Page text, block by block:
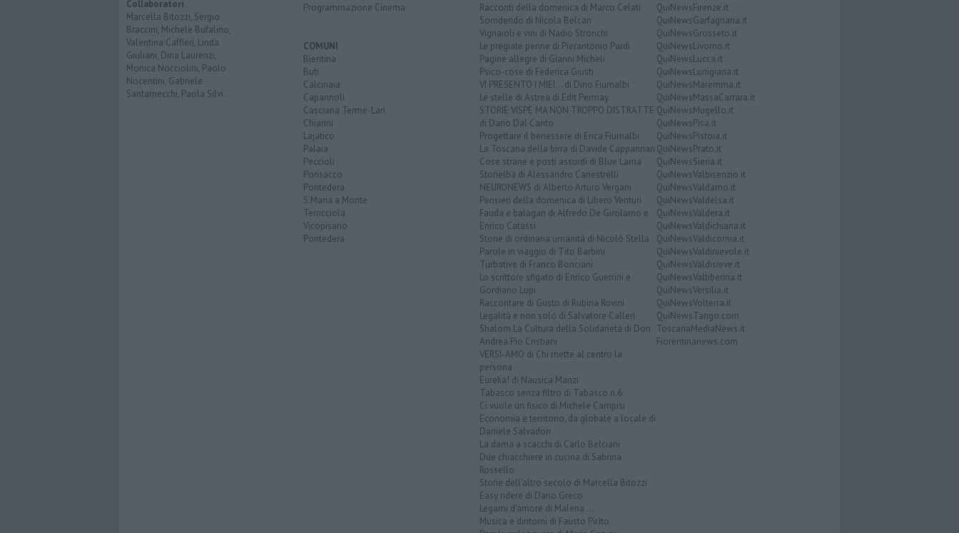
Collaboratori
Marcella Bitozzi, Sergio
Braccini, Michele Bufalino,
Valentina Caffieri, Linda
Giuliani, Dina Laurenzi,
Monica Nocciolini, Paolo
Nocentini, Gabriele
Santarnecchi, Paola Silvi.
Programmazione Cinema
COMUNI
Bientina
Buti
Calcinaia
Capannoli
Casciana Terme-Lari
Chianni
Lajatico
Palaia
Peccioli
Ponsacco
Pontedera
S.Maria a Monte
Terricciola
Vicopisano
Pontedera
Racconti della domenica di Marco Celati
Sorridendo di Nicola Belcari
Vignaioli e vini di Nadio Stronchi
Le pregiate penne di Pierantonio Pardi
Pagine allegre di Gianni Micheli
Psico-cose di Federica Giusti
VI PRESENTO I MIEI... di Dino Fiumalbi
Le stelle di Astrea di Edit Permay
STORIE VISPE MA NON TROPPO DISTRATTE
di Dario Dal Canto
Progettare il benessere di Erica Fiumalbi
La Toscana della birra di Davide Cappannari
Cose strane e posti assurdi di Blue Lama
Storielba di Alessandro Canestrelli
NEURONEWS di Alberto Arturo Vergani
Pensieri della domenica di Libero Venturi
Fauda e balagan di Alfredo De Girolamo e
Enrico Catassi
Storie di ordinaria umanità di Nicolò Stella
Parole in viaggio di Tito Barbini
Turbative di Franco Bonciani
Lo scrittore sfigato di Enrico Guerrini e
Gordiano Lupi
Raccontare di Gusto di Rubina Rovini
Legalità e non solo di Salvatore Calleri
Shalom La Cultura della Solidarietà di Don
Andrea Pio Cristiani
VERSI-AMO di Chi mette al centro la
persona
Eureka! di Nausica Manzi
Tabasco senza filtro di Tabasco n.6
Ci vuole un fisico di Michele Campisi
Economia e territorio, da globale a locale di
Daniele Salvadori
La dama a scacchi di Carlo Belciani
Due chiacchiere in cucina di Sabrina
Rossello
Storie dell'altro secolo di Marcella Bitozzi
Easy ridere di Dario Greco
Legami d'amore di Malena ...
Musica e dintorni di Fausto Pirìto
QuiNewsFirenze.it
QuiNewsGarfagnana.it
QuiNewsGrosseto.it
QuiNewsLivorno.it
QuiNewsLucca.it
QuiNewsLunigiana.it
QuiNewsMaremma.it
QuiNewsMassaCarrara.it
QuiNewsMugello.it
QuiNewsPisa.it
QuiNewsPistoia.it
QuiNewsPrato.it
QuiNewsSiena.it
QuiNewsValbisenzio.it
QuiNewsValdarno.it
QuiNewsValdelsa.it
QuiNewsValdera.it
QuiNewsValdichiana.it
QuiNewsValdicornia.it
QuiNewsValdinievole.it
QuiNewsValdisieve.it
QuiNewsValtiberina.it
QuiNewsVersilia.it
QuiNewsVolterra.it
QuiNewsTango.com
ToscanaMediaNews.it
Fiorentinanews.com